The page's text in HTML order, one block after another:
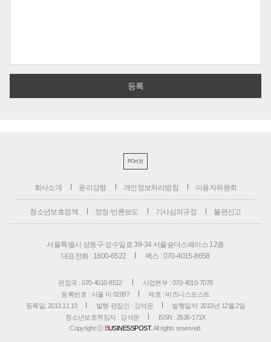
PC버전
회사소개 윤리강령 개인정보처리방침 이용자위원회
청소년보호정책 정정·반론보도 기사심의규정 불편신고
서울특별시 성동구 성수일로 39-34 서울숲더스페이스 12층
대표전화 : 1800-6522
팩스 : 070-4015-8658
편집국 : 070-4010-8512
사업본부 : 070-4010-7078
등록번호 : 서울 아 02897
제호 : 비즈니스포스트
등록일: 2013.11.13
발행·편집인 : 강석운
발행일자: 2013년 12월 2일
청소년보호책임자 : 강석운
ISSN : 2636-171X
Copyright ⓒ BUSINESSPOST. All rights reserved.